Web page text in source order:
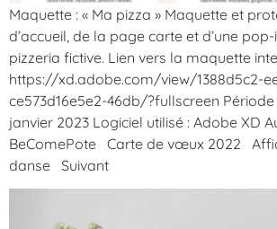
Maquette : « Ma pizza » Maquette et
d’accueil, de la page carte et d’une
pizzeria fictive. Lien vers la maquette
https://xd.adobe.com/view/1388d5c2-
ce573d16e5e2-46db/?fullscreen
janvier 2023 Logiciel utilisé : Adobe XD
BeComePote Carte de vœux 2022
danse Suivant